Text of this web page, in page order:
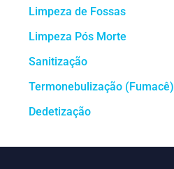
Limpeza de Fossas
Limpeza Pós Morte
Sanitização
Termonebulização (Fumacê)
Dedetização